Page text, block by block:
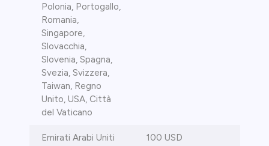
Polonia, Portogallo,
Romania,
Singapore,
Slovacchia,
Slovenia, Spagna,
Svezia, Svizzera,
Taiwan, Regno
Unito, USA, Città
del Vaticano
Emirati Arabi Uniti 100 USD